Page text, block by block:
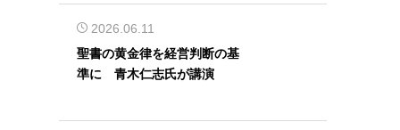
2026.06.11
聖書の黄金律を経営判断の基
準に 青木仁志氏が講演